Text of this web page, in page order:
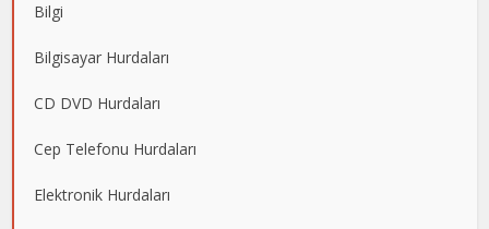
Bilgi
Bilgisayar Hurdaları
CD DVD Hurdaları
Cep Telefonu Hurdaları
Elektronik Hurdaları